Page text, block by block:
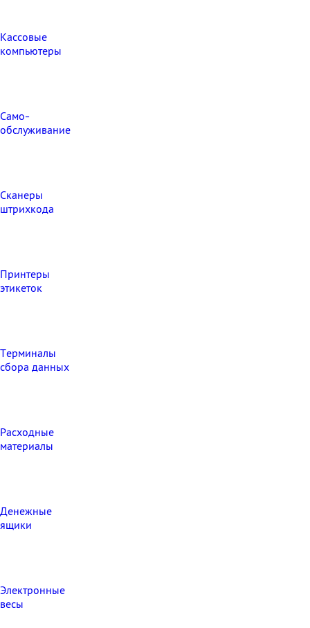
Кассовые
компьютеры
Само-
обслуживание
Сканеры
штрихкода
Принтеры
этикеток
Терминалы
сбора данных
Расходные
материалы
Денежные
ящики
Электронные
весы